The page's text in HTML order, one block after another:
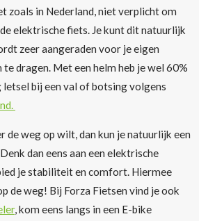
zoals in Nederland, niet verplicht om
elektrische fiets. Je kunt dit natuurlijk
zeer aangeraden voor je eigen
dragen. Met een helm heb je wel 60%
bij een val of botsing volgens
de weg op wilt, dan kun je natuurlijk een
dan eens aan een elektrische
je stabiliteit en comfort. Hiermee
de weg! Bij Forza Fietsen vind je ook
, kom eens langs in een E-bike